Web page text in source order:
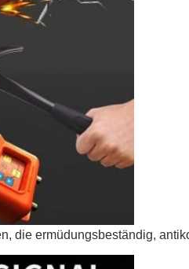
die ermüdungsbeständig,